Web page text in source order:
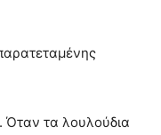
Όταν τα λουλούδια